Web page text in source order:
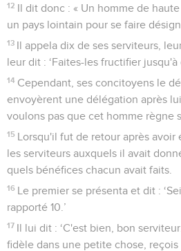
12 Il dit donc : « Un homme de
un pays lointain pour se faire
13 Il appela dix de ses serviteurs,
leur dit : ‘Faites-les fructifier
14 Cependant, ses concitoyens le
envoyèrent une délégation après
voulons pas que cet homme règne
15 Lorsqu'il fut de retour après
les serviteurs auxquels il avait
quels bénéfices chacun avait faits.
16 Le premier se présenta et dit :
rapporté 10.’
17 Il lui dit : ‘C'est bien, bon
fidèle dans une petite chose,